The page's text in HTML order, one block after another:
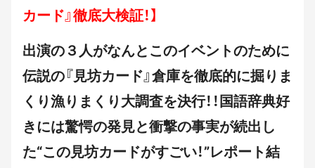
カード』徹底大検証！】
出演の３人がなんとこのイベントのために
伝説の『見坊カード』倉庫を徹底的に掘りま
くり漁りまくり大調査を決行！！国語辞典好
きには驚愕の発見と衝撃の事実が続出し
た“この見坊カードがすごい！”レポート結